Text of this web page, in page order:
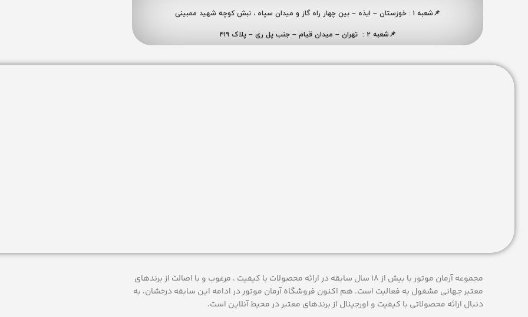
📌شعبه ۱ : خوزستان – ایذه – بین چهار راه گاز و میدان سپاه ، نبش کوچه شهید ممبینی
📌شعبه ۲ : تهران – میدان قیام – جنب پل ری – پلاک ۴۱۹
مجموعه آرمان موتور با بیش از 18 سال سابقه در ارائه محصولات با کيفيت ، مرغوب و با اصالت از برندهای
معتبر جهانی مشغول به فعاليت است. هم اکنون فروشگاه آرمان موتوردر ادامه اين سابقه درخشان، به
دنبال ارائه محصولاتی با کيفيت و اورجينال از برندهای معتبر در محيط آنلاين است.